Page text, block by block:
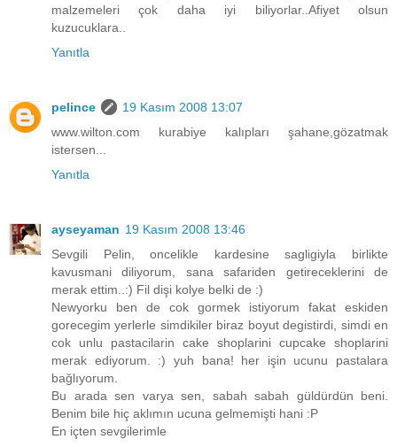
malzemeleri çok daha iyi biliyorlar..Afiyet olsun
kuzucuklara..
Yanıtla
pelince
19 Kasım 2008 13:07
www.wilton.com kurabiye kalıpları şahane,gözatmak
istersen...
Yanıtla
ayseyaman 19 Kasım 2008 13:46
Sevgili Pelin, oncelikle kardesine sagligiyla birlikte
kavusmani diliyorum, sana safariden getireceklerini de
merak ettim..:) Fil dişi kolye belki de :)
Newyorku ben de cok gormek istiyorum fakat eskiden
gorecegim yerlerle simdikiler biraz boyut degistirdi, simdi en
cok unlu pastacilarin cake shoplarini cupcake shoplarini
merak ediyorum. :) yuh bana! her işin ucunu pastalara
bağlıyorum.
Bu arada sen varya sen, sabah sabah güldürdün beni.
Benim bile hiç aklımın ucuna gelmemişti hani :P
En içten sevgilerimle